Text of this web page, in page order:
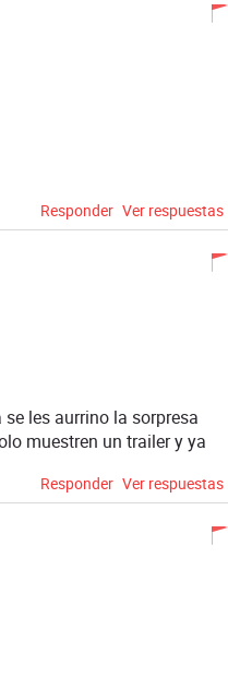
Responder Ver respuestas
les aurrino la sorpresa
muestren un trailer y ya
Responder Ver respuestas